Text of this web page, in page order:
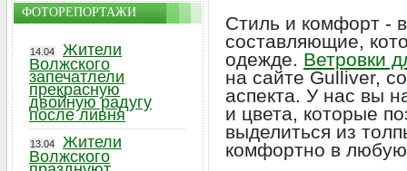
Стиль и комфорт -
составляющие,
одежде. Ветровки
на сайте Gulliver,
аспекта. У нас вы
и цвета, которые
выделиться из
комфортно в любую
ФОТОРЕПОРТАЖИ
14.04
Жители
Волжского
запечатлели
прекрасную
двойную радугу
после ливня
13.04
Жители
Волжского